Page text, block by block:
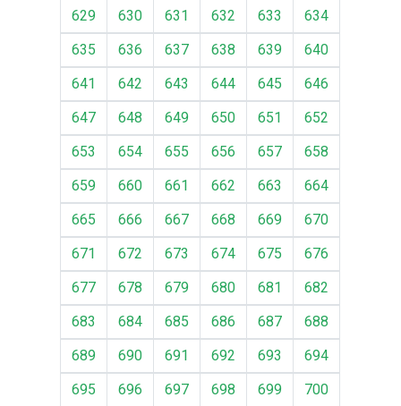
629
630 631 632 633
634
635
636 637 638 639
640
641
642 643 644 645
646
647
648 649 650 651
652
653
654 655 656 657
658
659
660 661 662 663
664
665
666 667 668 669
670
671
672 673 674 675
676
677
678 679 680 681
682
683
684 685 686 687
688
689
690 691 692 693
694
695
696 697 698 699
700